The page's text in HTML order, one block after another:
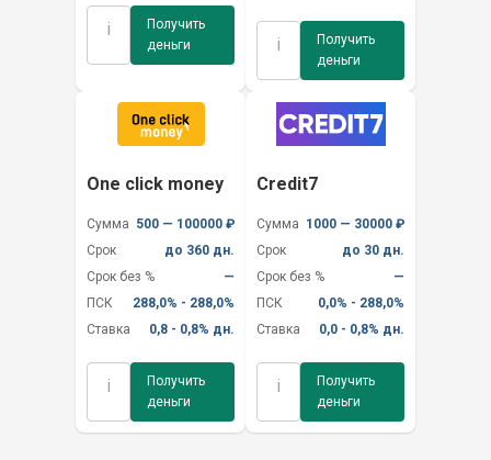
i
Получить
деньги
i
Получить
деньги
One click money
Сумма 500 — 100000 ₽
Срок
до 360 дн.
Срок без %
—
ПСК
288,0% - 288,0%
Ставка
0,8 - 0,8% дн.
i
Получить
деньги
Credit7
Сумма 1000 — 30000 ₽
Срок
до 30 дн.
Срок без %
—
ПСК
0,0% - 288,0%
Ставка
0,0 - 0,8% дн.
i
Получить
деньги